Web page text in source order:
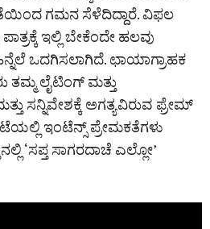
ಗಮನ ಸೆಳೆದಿದ್ದಾರೆ. ವಿಫಲ
ಇಲ್ಲಿ ಬೇಕೆಂದೇ ಹಲವು
ಒದಗಿಸಲಾಗಿದೆ. ಛಾಯಾಗ್ರಾಹಕ
ತಮ್ಮ ಲೈಟಿಂಗ್‌ ಮತ್ತು
ಸನ್ನಿವೇಶಕ್ಕೆ ಅಗತ್ಯವಿರುವ ಫ್ರೇಮ್‌
ಇಂಟೆನ್ಸ್‌ ಪ್ರೇಮಕತೆಗಳು
‘ಸಪ್ತ ಸಾಗರದಾಚೆ ಎಲ್ಲೋ’